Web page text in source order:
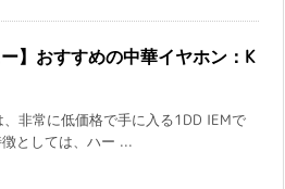
ー】おすすめの中華イヤホン：K
、非常に低価格で手に入る1DD IEMで
としては、ハー ...